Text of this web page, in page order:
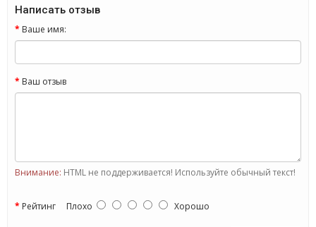
Написать отзыв
Ваше имя:
Ваш отзыв
Внимание: HTML не поддерживается! Используйте обычный текст!
Рейтинг Плохо Хорошо